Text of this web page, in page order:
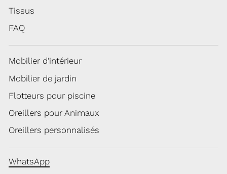
Tissus
FAQ
Mobilier d'intérieur
Mobilier de jardin
Flotteurs pour piscine
Oreillers pour Animaux
Oreillers personnalisés
WhatsApp